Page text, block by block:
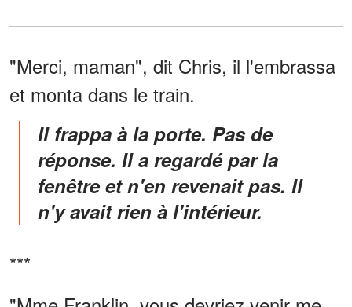
"Merci, maman", dit Chris, il l'embrassa
et monta dans le train.
Il frappa à la porte. Pas de
réponse. Il a regardé par la
fenêtre et n'en revenait pas. Il
n'y avait rien à l'intérieur.
***